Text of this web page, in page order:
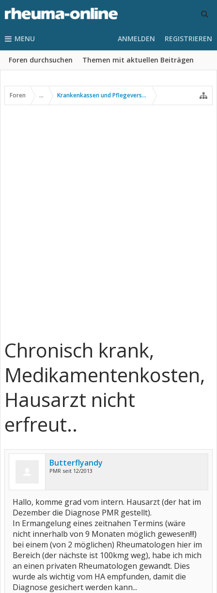
MENU
Foren durchsuchen Themen mit aktuellen Beiträgen
ANMELDEN REGISTRIEREN
Foren ... Krankenkassen und Pflegeversicherung
Chronisch krank,
Medikamentenkosten,
Hausarzt nicht
erfreut..
Butterflyandy
PMR seit 12/2013
Hallo, komme grad vom intern. Hausarzt (der hat im
Dezember die Diagnose PMR gestellt).
In Ermangelung eines zeitnahen Termins (wäre
nicht innerhalb von 9 Monaten möglich gewesen!!!)
bei einem (von 2 möglichen) Rheumatologen hier im
Bereich (der nächste ist 100kmg weg), habe ich mich
an einen privaten Rheumatologen gewandt. Dies
wurde als wichtig vom HA empfunden, damit die
Diagnose gesichert werden kann...